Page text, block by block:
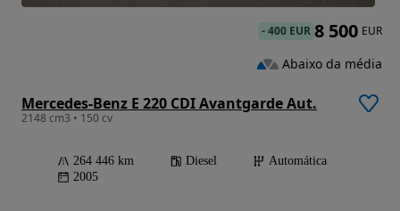
Mercedes-Benz E 220 CDI Avantgarde Aut.
2148 cm3 • 150 cv
264 446 km Diesel
Automática
2005
-400 EUR 8 500 EUR
Abaixo da média